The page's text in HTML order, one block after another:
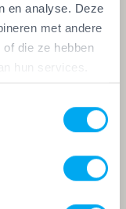
en analyse. Deze
met andere
die ze hebben
hun services.